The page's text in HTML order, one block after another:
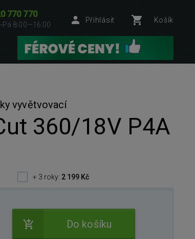
770 770
Pá 8:00—16:00
Přihlásit Košík
vyvětvovací
360/18V P4A
+ 3 roky: 2 199 Kč
Do košíku